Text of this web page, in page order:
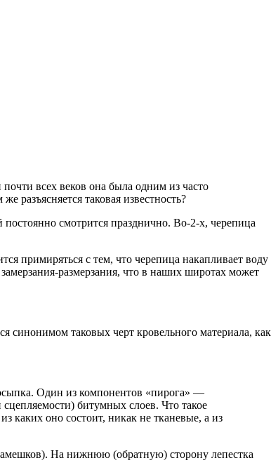
всех веков она была одним из часто
разъясняется таковая известность?
постоянно смотрится празднично. Во-2-х, черепица
примиряться с тем, что черепица накапливает воду
размерзания, что в наших широтах может
синонимом таковых черт кровельного материала, как
Один из компонентов «пирога» —
битумных слоев. Что такое
каких оно состоит, никак не тканевые, а из
На нижнюю (обратную) сторону лепестка